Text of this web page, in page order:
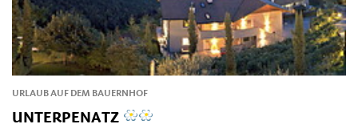
URLAUB AUF DEM BAUERNHOF
UNTERPENATZ